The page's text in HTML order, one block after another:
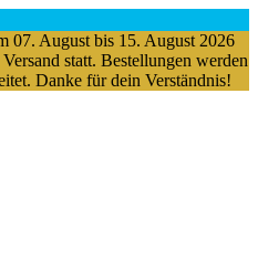
07. August bis 15. August 2026
statt. Bestellungen werden
Danke für dein Verständnis!